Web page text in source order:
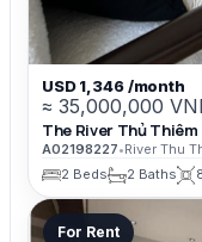
USD 1,346 /month
≈ 35,000,000
The River Thủ
A02198227•River Thu
2 Beds
2 Baths
For Rent